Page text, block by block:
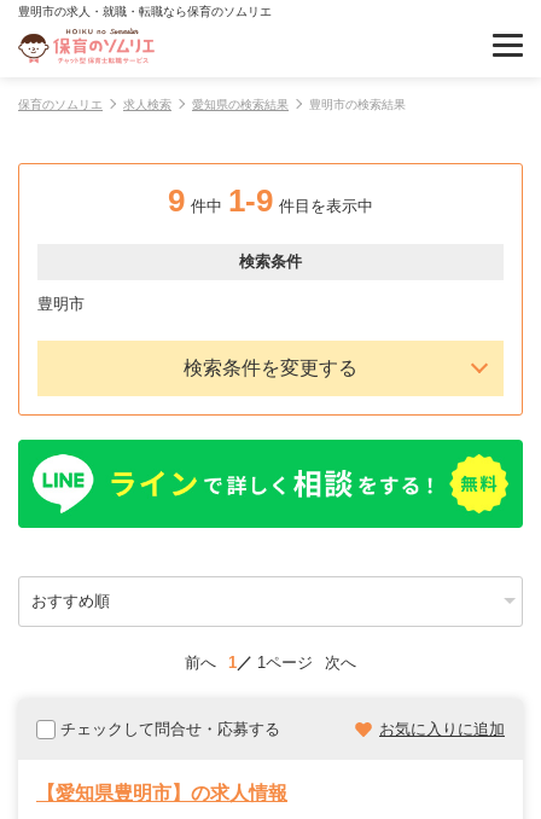
豊明市の求人・就職・転職なら保育のソムリエ
保育のソムリエ 求人検索 愛知県の検索結果 豊明市の検索結果
9 件中 1-9 件目を表示中
検索条件
豊明市
検索条件を変更する
前へ 1 1ページ 次へ
チェックして問合せ・応募する お気に入りに追加
【愛知県豊明市】の求人情報